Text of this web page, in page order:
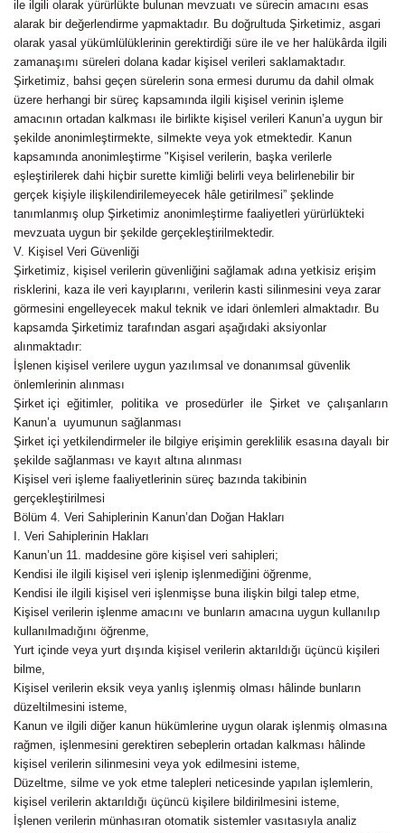
ile ilgili olarak yürürlükte bulunan mevzuatı ve sürecin amacını esas
alarak bir değerlendirme yapmaktadır. Bu doğrultuda Şirketimiz, asgari
olarak yasal yükümlülüklerinin gerektirdiği süre ile ve her halükârda ilgili
zamanaşımı süreleri dolana kadar kişisel verileri saklamaktadır.
Şirketimiz, bahsi geçen sürelerin sona ermesi durumu da dahil olmak
üzere herhangi bir süreç kapsamında ilgili kişisel verinin işleme
amacının ortadan kalkması ile birlikte kişisel verileri Kanun’a uygun bir
şekilde anonimleştirmekte, silmekte veya yok etmektedir. Kanun
kapsamında anonimleştirme "Kişisel verilerin, başka verilerle
eşleştirilerek dahi hiçbir surette kimliği belirli veya belirlenebilir bir
gerçek kişiyle ilişkilendirilemeyecek hâle getirilmesi” şeklinde
tanımlanmış olup Şirketimiz anonimleştirme faaliyetleri yürürlükteki
mevzuata uygun bir şekilde gerçekleştirilmektedir.
V. Kişisel Veri Güvenliği
Şirketimiz, kişisel verilerin güvenliğini sağlamak adına yetkisiz erişim
risklerini, kaza ile veri kayıplarını, verilerin kasti silinmesini veya zarar
görmesini engelleyecek makul teknik ve idari önlemleri almaktadır. Bu
kapsamda Şirketimiz tarafından asgari aşağıdaki aksiyonlar
alınmaktadır:
İşlenen kişisel verilere uygun yazılımsal ve donanımsal güvenlik
önlemlerinin alınması
Şirket içi eğitimler, politika ve prosedürler ile Şirket ve çalışanların
Kanun’a uyumunun sağlanması
Şirket içi yetkilendirmeler ile bilgiye erişimin gereklilik esasına dayalı bir
şekilde sağlanması ve kayıt altına alınması
Kişisel veri işleme faaliyetlerinin süreç bazında takibinin
gerçekleştirilmesi
Bölüm 4. Veri Sahiplerinin Kanun’dan Doğan Hakları
I. Veri Sahiplerinin Hakları
Kanun’un 11. maddesine göre kişisel veri sahipleri;
Kendisi ile ilgili kişisel veri işlenip işlenmediğini öğrenme,
Kendisi ile ilgili kişisel veri işlenmişse buna ilişkin bilgi talep etme,
Kişisel verilerin işlenme amacını ve bunların amacına uygun kullanılıp
kullanılmadığını öğrenme,
Yurt içinde veya yurt dışında kişisel verilerin aktarıldığı üçüncü kişileri
bilme,
Kişisel verilerin eksik veya yanlış işlenmiş olması hâlinde bunların
düzeltilmesini isteme,
Kanun ve ilgili diğer kanun hükümlerine uygun olarak işlenmiş olmasına
rağmen, işlenmesini gerektiren sebeplerin ortadan kalkması hâlinde
kişisel verilerin silinmesini veya yok edilmesini isteme,
Düzeltme, silme ve yok etme talepleri neticesinde yapılan işlemlerin,
kişisel verilerin aktarıldığı üçüncü kişilere bildirilmesini isteme,
İşlenen verilerin münhasıran otomatik sistemler vasıtasıyla analiz